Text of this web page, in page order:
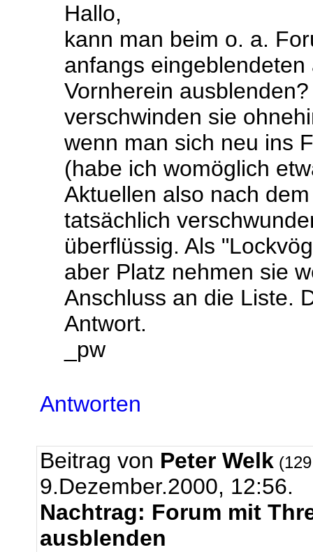
Hallo,
kann man beim o. a.
anfangs
Vornherein
verschwinden sie
wenn man sich neu ins
(habe ich womöglich
Aktuellen also nach
tatsächlich
überflüssig. Als
aber Platz nehmen sie
Anschluss an die Liste.
Antwort.
_pw
Antworten
Beitrag von Peter Welk
9.Dezember.2000, 12:56.
Nachtrag: Forum mit
ausblenden